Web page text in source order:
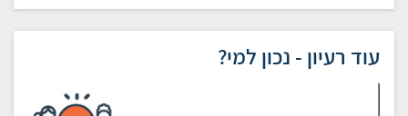
עוד רעיון - נכון למי?